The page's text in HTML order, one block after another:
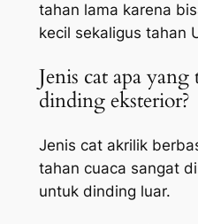
tahan lama karena
kecil sekaligus tahan
Jenis cat apa
dinding eksterior?
Jenis cat akrilik
tahan cuaca sangat
untuk dinding luar.